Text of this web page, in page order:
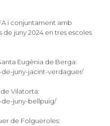
i conjuntament amb
juny 2024 en tres escoles
Eugènia de Berga:
juny-jacint-verdaguer/
Vilatorta:
de-juny-bellpuig/
de Folgueroles: